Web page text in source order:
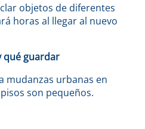
objetos de diferentes
horas al llegar al nuevo
qué guardar
mudanzas urbanas en
son pequeños.